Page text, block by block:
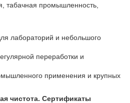
табачная промышленность,
лабораторий и небольшого
переработки и
применения и крупных
чистота. Сертификаты